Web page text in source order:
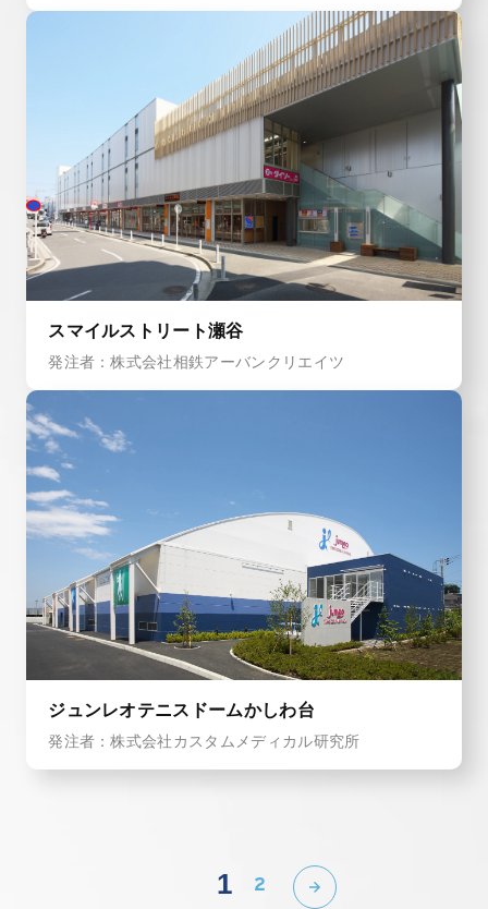
スマイルストリート瀬谷
発注者：株式会社相鉄アーバンクリエイツ
ジュンレオテニスドームかしわ台
発注者：株式会社カスタムメディカル研究所
1 2